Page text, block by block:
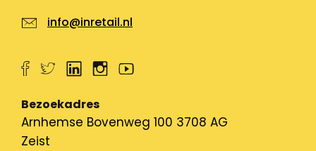
info@inretail.nl
Bezoekadres
Arnhemse Bovenweg 100 3708 AG
Zeist